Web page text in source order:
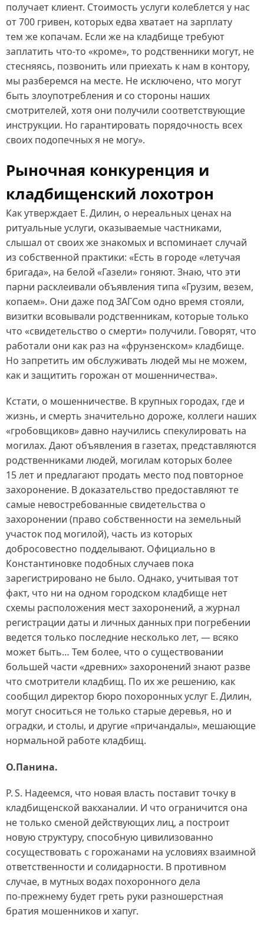
получает клиент. Стоимость услуги колеблется у нас
от 700 гривен, которых едва хватает на зарплату
тем же копачам. Если же на кладбище требуют
заплатить что‑то «кроме», то родственники могут, не
стесняясь, позвонить или приехать к нам в контору,
мы разберемся на месте. Не исключено, что могут
быть злоупотребления и со стороны наших
смотрителей, хотя они получили соответствующие
инструкции. Но гарантировать порядочность всех
своих подопечных я не могу».
Рыночная конкуренция и
кладбищенский лохотрон
Как утверждает Е. Дилин, о нереальных ценах на
ритуальные услуги, оказываемые частниками,
слышал от своих же знакомых и вспоминает случай
из собственной практики: «Есть в городе «летучая
бригада», на белой «Газели» гоняют. Знаю, что эти
парни расклеивали объявления типа «Грузим, везем,
копаем». Они даже под ЗАГСом одно время стояли,
визитки всовывали родственникам, которые только
что «свидетельство о смерти» получили. Говорят, что
работали они как раз на «фрунзенском» кладбище.
Но запретить им обслуживать людей мы не можем,
как и защитить горожан от мошенничества».
Кстати, о мошенничестве. В крупных городах, где и
жизнь, и смерть значительно дороже, коллеги наших
«гробовщиков» давно научились спекулировать на
могилах. Дают объявления в газетах, представляются
родственниками людей, могилам которых более
15 лет и предлагают продать место под повторное
захоронение. В доказательство предоставляют те
самые невостребованные свидетельства о
захоронении (право собственности на земельный
участок под могилой), часть из которых
добросовестно подделывают. Официально в
Константиновке подобных случаев пока
зарегистрировано не было. Однако, учитывая тот
факт, что ни на одном городском кладбище нет
схемы расположения мест захоронений, а журнал
регистрации даты и личных данных при погребении
ведется только последние несколько лет, — всяко
может быть… Тем более, что о существовании
большей части «древних» захоронений знают разве
что смотрители кладбищ. По их же решению, как
сообщил директор бюро похоронных услуг Е. Дилин,
могут сноситься не только старые деревья, но и
оградки, и столы, и другие «причандалы», мешающие
нормальной работе кладбищ.
О.Панина.
P. S. Надеемся, что новая власть поставит точку в
кладбищенской вакханалии. И что ограничится она
не только сменой действующих лиц, а построит
новую структуру, способную цивилизованно
сосуществовать с горожанами на условиях взаимной
ответственности и солидарности. В противном
случае, в мутных водах похоронного дела
по‑прежнему будет греть руки разношерстная
братия мошенников и хапуг.